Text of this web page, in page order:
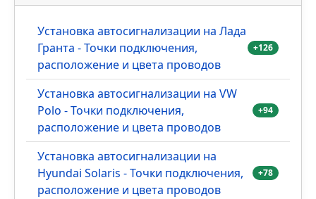
Установка автосигнализации на Лада
Гранта - Точки подключения,
расположение и цвета проводов
+126
Установка автосигнализации на VW
Polo - Точки подключения,
расположение и цвета проводов
+94
Установка автосигнализации на
Hyundai Solaris - Точки подключения,
расположение и цвета проводов
+78